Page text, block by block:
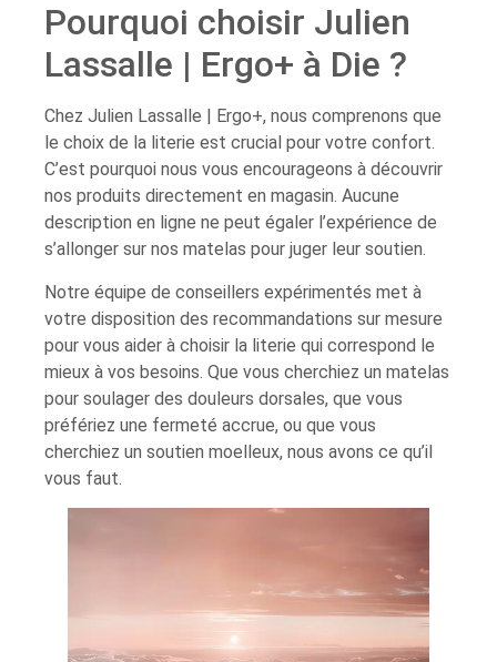
Pourquoi choisir Julien
Lassalle | Ergo+ à Die ?
Chez Julien Lassalle | Ergo+, nous comprenons que
le choix de la literie est crucial pour votre confort.
C’est pourquoi nous vous encourageons à découvrir
nos produits directement en magasin. Aucune
description en ligne ne peut égaler l’expérience de
s’allonger sur nos matelas pour juger leur soutien.
Notre équipe de conseillers expérimentés met à
votre disposition des recommandations sur mesure
pour vous aider à choisir la literie qui correspond le
mieux à vos besoins. Que vous cherchiez un matelas
pour soulager des douleurs dorsales, que vous
préfériez une fermeté accrue, ou que vous
cherchiez un soutien moelleux, nous avons ce qu’il
vous faut.